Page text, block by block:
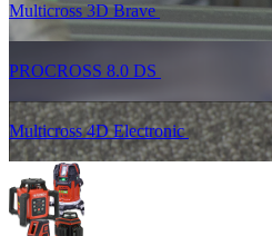
Multicross 3D Brave
PROCROSS 8.0 DS
Multicross 4D Electronic